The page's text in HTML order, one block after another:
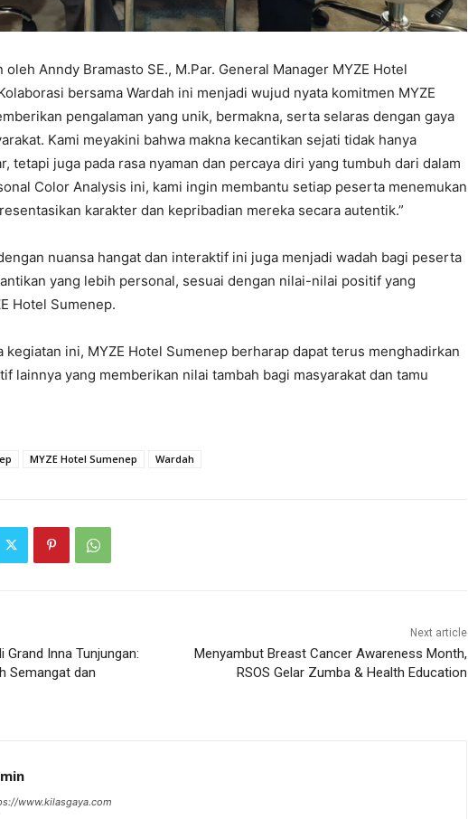
Anndy Bramasto SE., M.Par. General Manager MYZE Hotel
bersama Wardah ini menjadi wujud nyata komitmen MYZE
pengalaman yang unik, bermakna, serta selaras dengan gaya
Kami meyakini bahwa makna kecantikan sejati tidak hanya
tetapi juga pada rasa nyaman dan percaya diri yang tumbuh dari dalam
Color Analysis ini, kami ingin membantu setiap peserta menemukan
karakter dan kepribadian mereka secara autentik.”
nuansa hangat dan interaktif ini juga menjadi wadah bagi peserta
yang lebih personal, sesuai dengan nilai-nilai positif yang
Hotel Sumenep.
kegiatan ini, MYZE Hotel Sumenep berharap dapat terus menghadirkan
lainnya yang memberikan nilai tambah bagi masyarakat dan tamu
MYZE Hotel Sumenep Wardah
Inna Tunjungan:
Semangat dan
Next article
Menyambut Breast Cancer Awareness Month,
RSOS Gelar Zumba & Health Education
www.kilasgaya.com